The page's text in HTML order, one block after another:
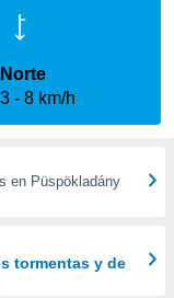
Norte
3
8 km/h
en Püspökladány
tormentas y de